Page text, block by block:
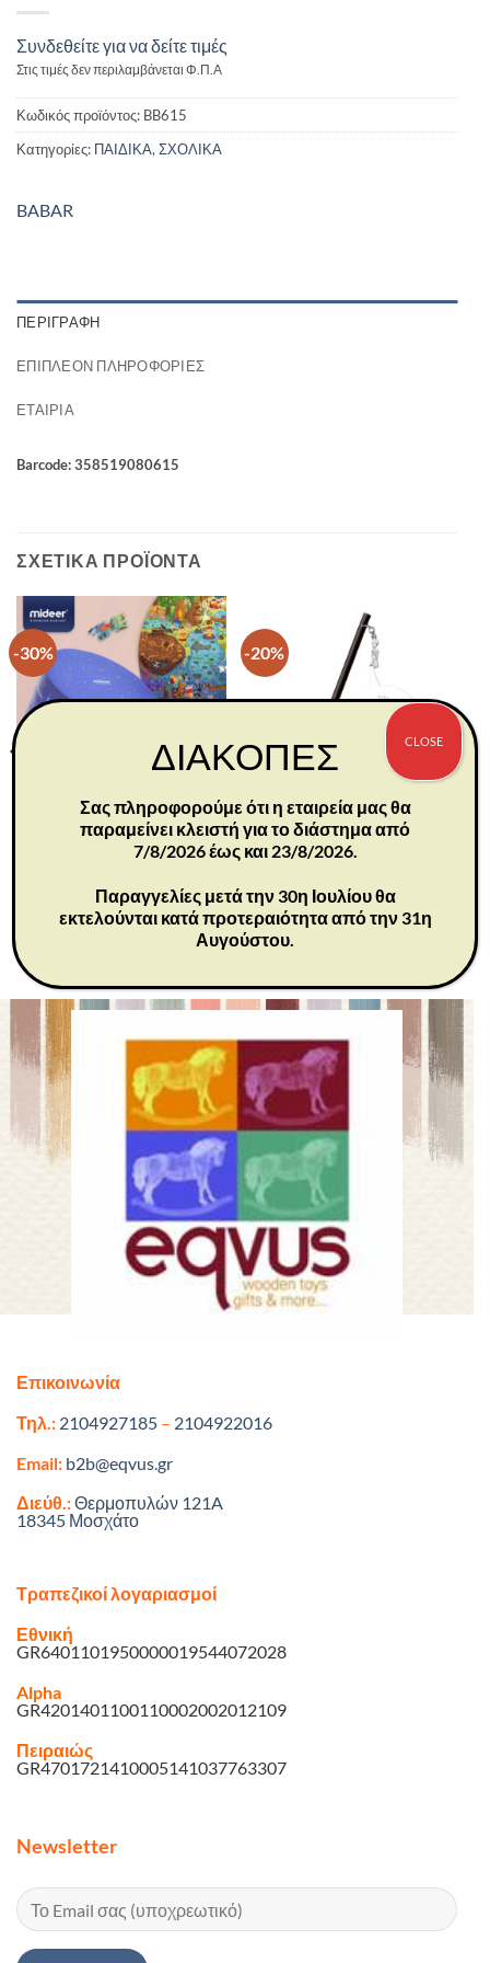
Συνδεθείτε για να δείτε τιμές
Στις τιμές δεν περιλαμβάνεται Φ.Π.Α
Κωδικός προϊόντος: BB615
Κατηγορίες: ΠΑΙΔΙΚΑ, ΣΧΟΛΙΚΑ
BABAR
ΠΕΡΙΓΡΑΦΉ
ΕΠΙΠΛΈΟΝ ΠΛΗΡΟΦΟΡΊΕΣ
ΕΤΑΙΡΊΑ
Barcode: 358519080615
ΣΧΕΤΙΚΆ ΠΡΟΪΌΝΤΑ
-30%
Συνδεθείτε για να δείτε τιμές
Διαθέσιμα: 46
-20%
525589
ΕΙΔΗ ΧΑΡΤΟΠΩΛΕΙΟΥ
Συνδεθείτε για να δείτε τιμές
Διαθέσιμα: 25
Επικοινωνία
Τηλ.: 2104927185 – 2104922016
Email: b2b@eqvus.gr
Διεύθ.:Θερμοπυλών 121A
18345 Μοσχάτο
Τραπεζικοί λογαριασμοί
Εθνική
GR6401101950000019544072028
Alpha
GR4201401100110002002012109
Πειραιώς
GR4701721410005141037763307
Newsletter
ΔΙΑΚΟΠΕΣ
Σας πληροφορούμε ότι η εταιρεία μας θα
παραμείνει κλειστή για το διάστημα από
7/8/2026 έως και 23/8/2026.
Παραγγελίες μετά την 30η Ιουλίου θα
εκτελούνται κατά προτεραιότητα από την 31η
Αυγούστου.
CLOSE